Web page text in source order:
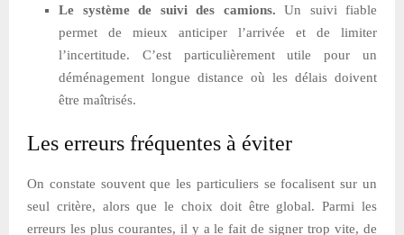
Le système de suivi des camions. Un suivi fiable
permet de mieux anticiper l’arrivée et de limiter
l’incertitude. C’est particulièrement utile pour un
déménagement longue distance où les délais doivent
être maîtrisés.
Les erreurs fréquentes à éviter
On constate souvent que les particuliers se focalisent sur un
seul critère, alors que le choix doit être global. Parmi les
erreurs les plus courantes, il y a le fait de signer trop vite, de